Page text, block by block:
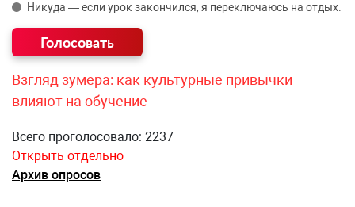
Никуда — если урок закончился, я переключаюсь на отдых.
Взгляд зумера: как культурные привычки
влияют на обучение
Всего проголосовало: 2237
Открыть отдельно
Архив опросов